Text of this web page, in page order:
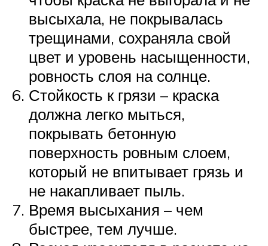
высыхала, не покрывалась
трещинами, сохраняла свой
цвет и уровень насыщенности,
ровность слоя на солнце.
Стойкость к грязи – краска
должна легко мыться,
покрывать бетонную
поверхность ровным слоем,
который не впитывает грязь и
не накапливает пыль.
Время высыхания – чем
быстрее, тем лучше.